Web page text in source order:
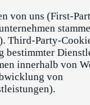
von uns (First-
Third-Party-
bestimmter
innerhalb von
von